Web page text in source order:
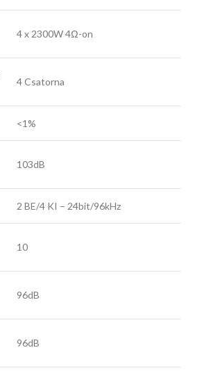
4 x 2300W 4Ω-on
4 Csatorna
<1%
103dB
2 BE/4 KI – 24bit/96kHz
10
96dB
96dB